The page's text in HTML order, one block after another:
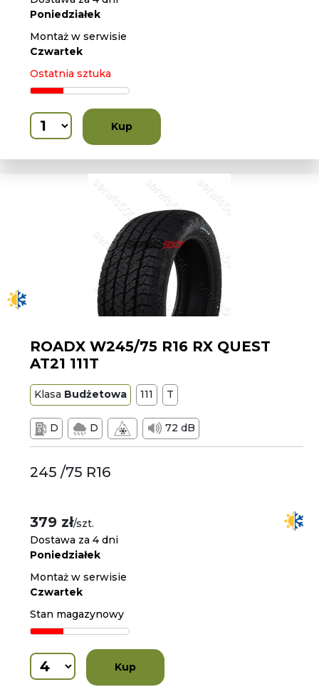
Poniedziałek
Montaż w serwisie
Czwartek
Ostatnia sztuka
Kup
ROADX W245/75 R16 RX QUEST
AT21 111T
Klasa Budżetowa 111 T
D D 72 dB
245 /75 R16
379 zł/szt.
Dostawa za 4 dni
Poniedziałek
Montaż w serwisie
Czwartek
Stan magazynowy
Kup